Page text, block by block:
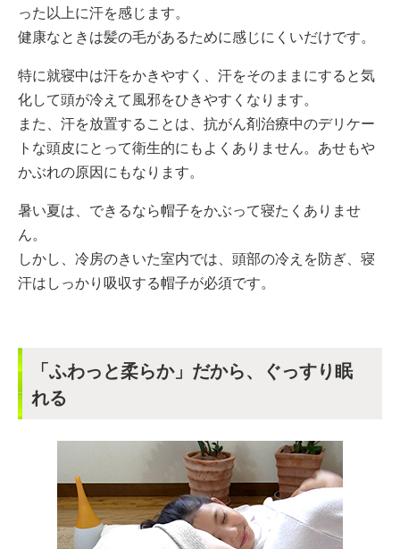
った以上に汗を感じます。
健康なときは髪の毛があるために感じにくいだけです。
特に就寝中は汗をかきやすく、汗をそのままにすると気
化して頭が冷えて風邪をひきやすくなります。
また、汗を放置することは、抗がん剤治療中のデリケー
トな頭皮にとって衛生的にもよくありません。あせもや
かぶれの原因にもなります。
暑い夏は、できるなら帽子をかぶって寝たくありませ
ん。
しかし、冷房のきいた室内では、頭部の冷えを防ぎ、寝
汗はしっかり吸収する帽子が必須です。
「ふわっと柔らか」だから、ぐっすり眠
れる